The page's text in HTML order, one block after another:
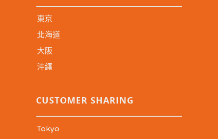
東京
北海道
大阪
沖繩
CUSTOMER SHARING
Tokyo